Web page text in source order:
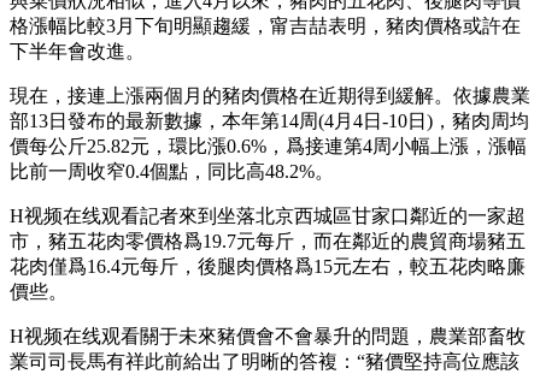
格漲幅比較3月下旬明顯趨緩，甯吉喆表明，豬肉價格或許在
下半年會改進。
現在，接連上漲兩個月的豬肉價格在近期得到緩解。依據農業
部13日發布的最新數據，本年第14周(4月4日-10日)，豬肉周均
價每公斤25.82元，環比漲0.6%，爲接連第4周小幅上漲，漲幅
比前一周收窄0.4個點，同比高48.2%。
H视频在线观看記者來到坐落北京西城區甘家口鄰近的一家超
市，豬五花肉零價格爲19.7元每斤，而在鄰近的農貿商場豬五
花肉僅爲16.4元每斤，後腿肉價格爲15元左右，較五花肉略廉
價些。
H视频在线观看關于未來豬價會不會暴升的問題，農業部畜牧
業司司長馬有祥此前給出了明晰的答複：“豬價堅持高位應該